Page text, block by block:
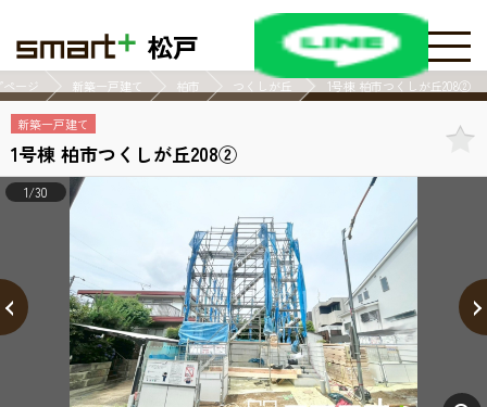
松戸
ージ 新築一戸建て 柏市 つくしが丘 1号棟 柏市つくしが丘208②
新築一戸建て
1号棟 柏市つくしが丘208②
1/30